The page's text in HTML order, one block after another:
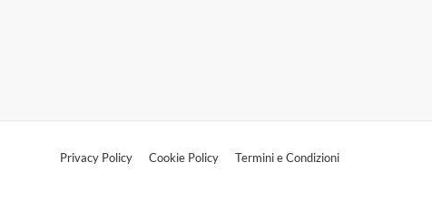
Privacy Policy Cookie Policy Termini e Condizioni